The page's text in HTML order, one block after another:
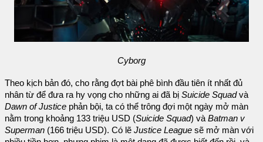
Cyborg
Theo kịch bản đó, cho rằng đợt bài phê bình đầu tiên ít nhất đủ
nhân từ để đưa ra hy vọng cho những ai đã bị Suicide Squadvà
Dawn of Justice phản bội, ta có thể trông đợi một ngày mở màn
nằm trong khoảng 133 triệu USD (Suicide Squad) và Batman v
Superman (166 triệu USD). Có lẽ Justice League sẽ mở màn với